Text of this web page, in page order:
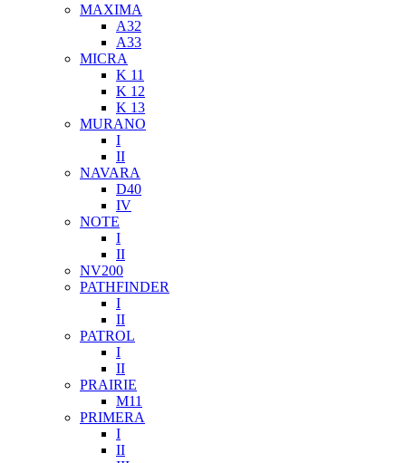
MAXIMA
A32
A33
MICRA
K 11
K 12
K 13
MURANO
I
II
NAVARA
D40
IV
NOTE
I
II
NV200
PATHFINDER
I
II
PATROL
I
II
PRAIRIE
M11
PRIMERA
I
II